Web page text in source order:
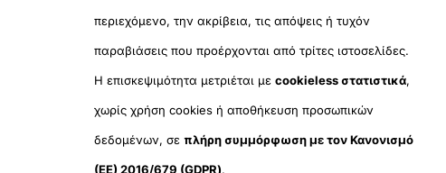
περιεχόμενο, την ακρίβεια, τις απόψεις ή τυχόν
παραβιάσεις που προέρχονται από τρίτες ιστοσελίδες.
Η επισκεψιμότητα μετριέται με cookieless στατιστικά,
χωρίς χρήση cookies ή αποθήκευση προσωπικών
δεδομένων, σε πλήρη συμμόρφωση με τον Κανονισμό
(ΕΕ) 2016/679 (GDPR).